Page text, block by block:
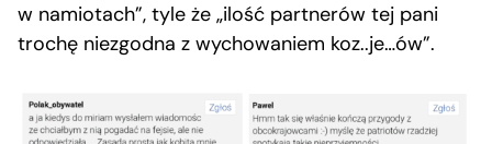
w namiotach”, tyle że „ilość partnerów tej pani
trochę niezgodna z wychowaniem koz..je…ów”.